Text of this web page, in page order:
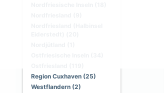
Region Cuxhaven (25)
Westflandern (2)